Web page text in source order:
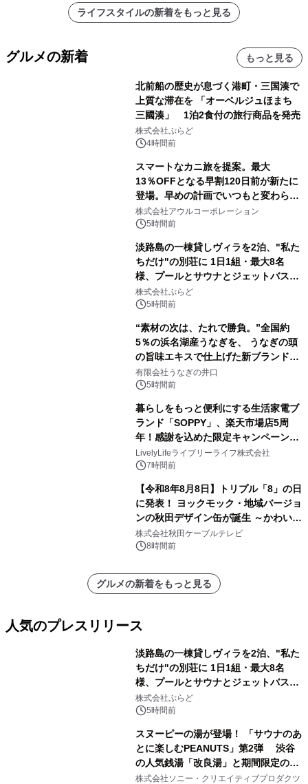
ライフスタイルの新着をもっと見る
グルメの新着 もっと見る
北前船の歴史が息づく港町・三国湊で
上質な滞在を 「オーベルジュほまち
三國湊」 1泊2食付の旅行商品を発売
株式会社ぷらど
4時間前
スマートなカニ旅を提案。最大
13％OFFとなる早割120日前が新たに
登場。早めの計画でいつもと変わらぬ
大人の冬旅を。ー夕日ヶ浦温泉「佳松
苑 別邸ふうか」ー
株式会社アウルコーポレーション
5時間前
淡路島の一棟貸しヴィラを2泊、"私た
ちだけ"の別荘に 1日1組・最大8名
様、プールとサウナとジェットバス付
きで Villa Mon Temps AWAJIの連泊
素泊りプラン
株式会社ぷらど
5時間前
“素材の次は、たれで勝負。”全国約
5％の浜名湖産うなぎを、 うなぎの頭
の旨味エキスで仕上げた新ブランド
「井口の誉」誕生
有限会社うなぎの井口
5時間前
暮らしをもっと便利にする生活家電ブ
ランド「SOPPY」、楽天市場店5周
年！感謝を込めた限定キャンペーンを
8月10日より開催
LivelyLifeライブリーライフ株式会社
7時間前
【令和8年8月8日】トリプル「8」の日
に発表！ ヨックモック・地域バージョ
ンの秋田デザイン缶が誕生 ～かわいい
秋田犬の子犬と秋田の四季と名所を巡
るパッケージ～ 9月1日(火)秋田県内で
株式会社秋田ケーブルテレビ
8時間前
グルメの新着をもっと見る
人気のプレスリリース
淡路島の一棟貸しヴィラを2泊、"私た
ちだけ"の別荘に 1日1組・最大8名
様、プールとサウナとジェットバス付
きで Villa Mon Temps AWAJIの連泊
素泊りプラン
株式会社ぷらど
5時間前
スヌーピーの湯が登場！ 「サウナのあ
とに楽しむPEANUTS」第2弾 渋谷
の人気銭湯「改良湯」と期間限定のコ
ラボレーション サウナイキタイコラ
株式会社ソニー・クリエイティブプロダクツ